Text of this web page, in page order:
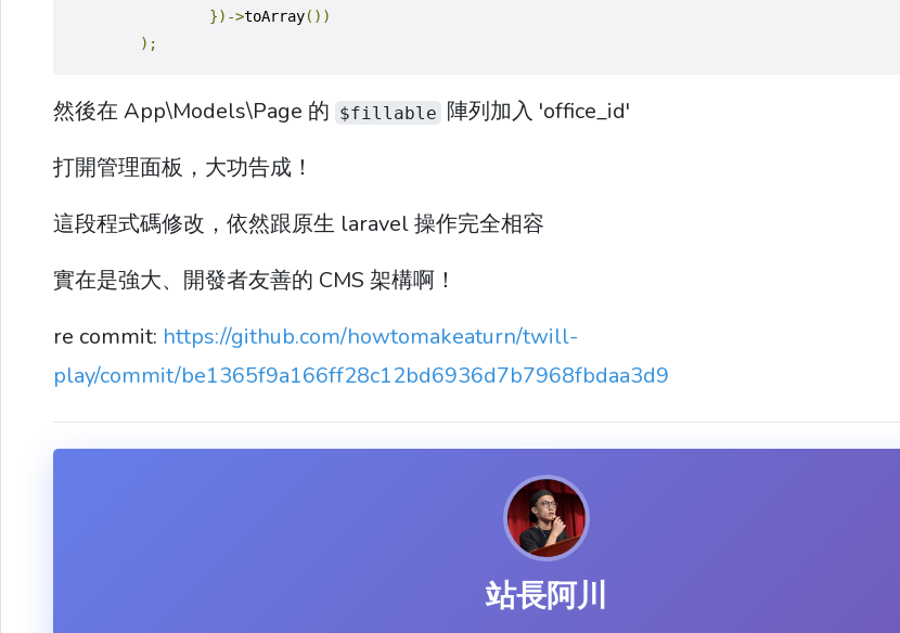
})->toArray())
);
然後在 App\Models\Page 的 $fillable 陣列加入 'office_id'
打開管理面板，大功告成！
這段程式碼修改，依然跟原生 laravel 操作完全相容
實在是強大、開發者友善的 CMS 架構啊！
re commit: https://github.com/howtomakeaturn/twill-
play/commit/be1365f9a166ff28c12bd6936d7b7968fbdaa3d9
站長阿川